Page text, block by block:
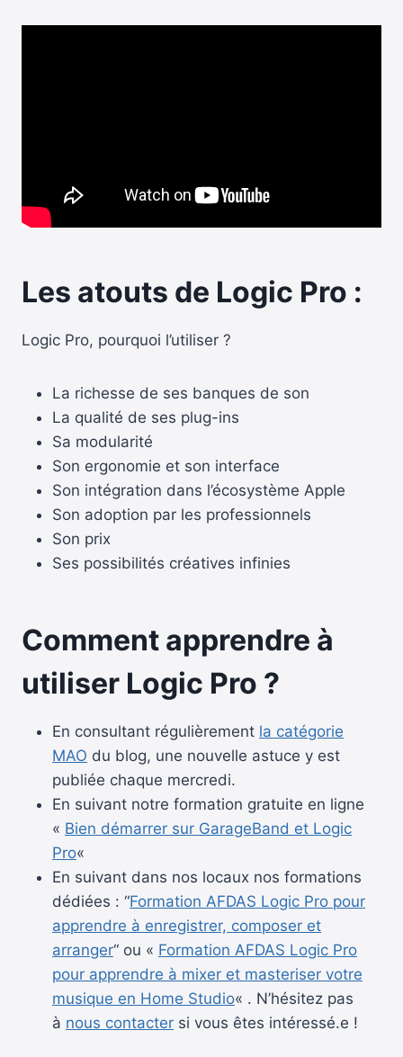
Les atouts de Logic Pro :
Logic Pro, pourquoi l’utiliser ?
La richesse de ses banques de son
La qualité de ses plug-ins
Sa modularité
Son ergonomie et son interface
Son intégration dans l’écosystème Apple
Son adoption par les professionnels
Son prix
Ses possibilités créatives infinies
Comment apprendre à
utiliser Logic Pro ?
En consultant régulièrement la catégorie
MAO du blog, une nouvelle astuce y est
publiée chaque mercredi.
En suivant notre formation gratuite en ligne
« Bien démarrer sur GarageBand et Logic
Pro«
En suivant dans nos locaux nos formations
dédiées : “Formation AFDAS Logic Pro pour
apprendre à enregistrer, composer et
arranger“ ou « Formation AFDAS Logic Pro
pour apprendre à mixer et masteriser votre
musique en Home Studio« . N’hésitez pas
à nous contacter si vous êtes intéressé.e !